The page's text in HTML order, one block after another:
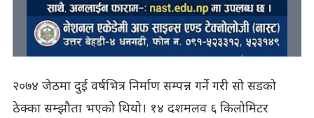
२०७४ जेठमा दुई वर्षभित्र निर्माण सम्पन्न गर्ने गरी सो सडको
ठेक्का सम्झौता भएको थियो। १४ दशमलव ६ किलोमिटर